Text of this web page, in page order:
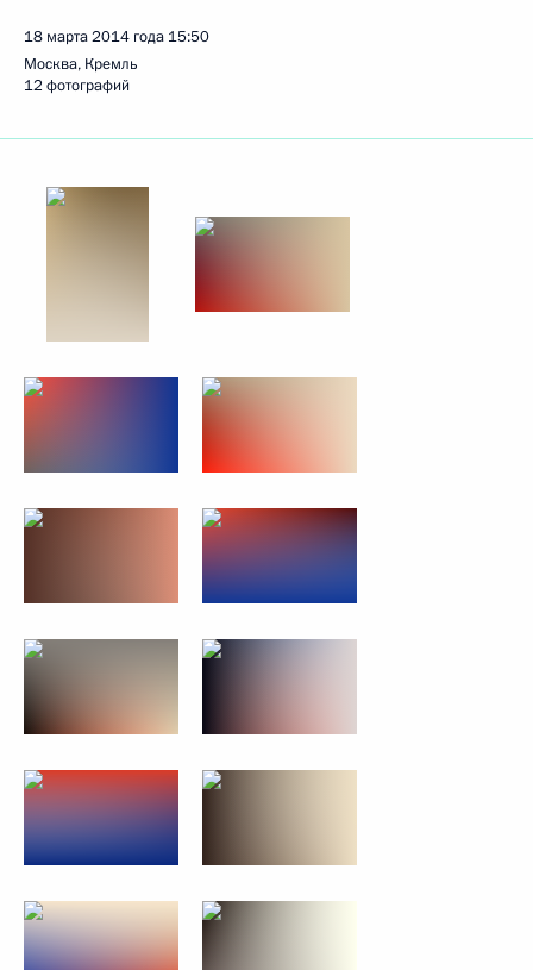
18 марта 2014 года 15:50
Москва, Кремль
12 фотографий